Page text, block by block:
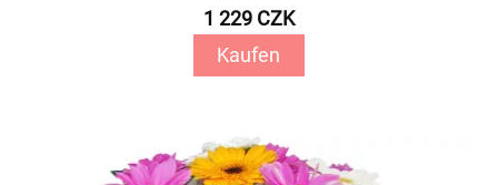
1 229 CZK
Kaufen